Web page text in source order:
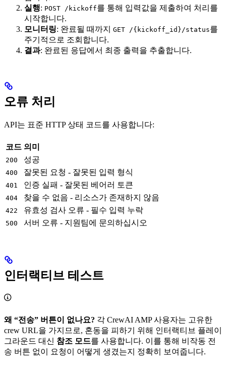
실행: POST /kickoff를 통해 입력값을 제출하여 처리를
시작합니다.
모니터링: 완료될 때까지 GET /{kickoff_id}/status를
주기적으로 조회합니다.
결과: 완료된 응답에서 최종 출력을 추출합니다.
오류 처리
API는 표준 HTTP 상태 코드를 사용합니다:
코드 의미
200 성공
400 잘못된 요청 - 잘못된 입력 형식
401 인증 실패 - 잘못된 베어러 토큰
404 찾을 수 없음 - 리소스가 존재하지 않음
422 유효성 검사 오류 - 필수 입력 누락
500 서버 오류 - 지원팀에 문의하십시오
인터랙티브 테스트
왜 “전송” 버튼이 없나요? 각 CrewAI AMP 사용자는 고유한
crew URL을 가지므로, 혼동을 피하기 위해 인터랙티브 플레이
그라운드 대신 참조 모드를 사용합니다. 이를 통해 비작동 전
송 버튼 없이 요청이 어떻게 생겼는지 정확히 보여줍니다.